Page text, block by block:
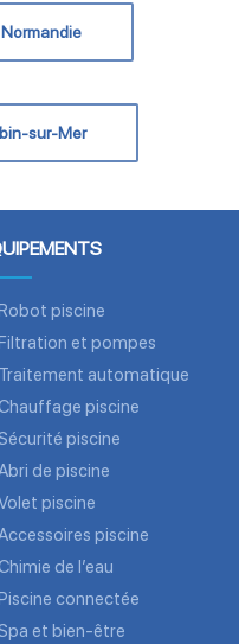
sur-Mer
piscine
et pompes
Traitement automatique
piscine
piscine
de piscine
piscine
piscine
de l’eau
connectée
et bien-être